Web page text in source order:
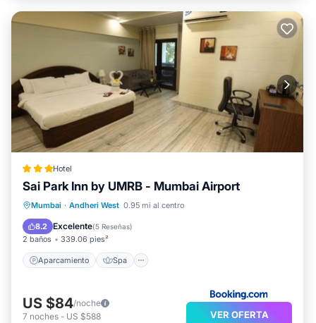
Hotel
Sai Park Inn by UMRB - Mumbai Airport
Mumbai · Andheri West 0.95 mi al centro
8.2 Excelente(5 Reseñas)
2 baños 339.06 pies²
Aparcamiento Spa
Aparcamiento Spa
Vistas
US $84/noche
7 noches - US $588 VER OFERTA